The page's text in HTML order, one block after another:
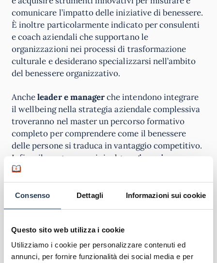
Consenso Dettagli Informazioni sui cookie
Questo sito web utilizza i cookie
Utilizziamo i cookie per personalizzare contenuti ed
annunci, per fornire funzionalità dei social media e per
comunicare l’impatto delle iniziative di benessere.
È inoltre particolarmente indicato per consulenti
e coach aziendali che supportano le
organizzazioni nei processi di trasformazione
culturale e desiderano specializzarsi nell’ambito
del benessere organizzativo.
Ancheleader e managerche intendono integrare
il wellbeing nella strategia aziendale complessiva
troveranno nel master un percorso formativo
completo per comprendere come il benessere
delle persone si traduca in vantaggio competitivo.
Infine, il programma si rivolge a
giovani
neolaureati
lavorando specificamente sul wellbeing, un’area in
forte espansione che offre interessanti
opportunità di carriera nel contesto organizzativo
Spendibilità del corso